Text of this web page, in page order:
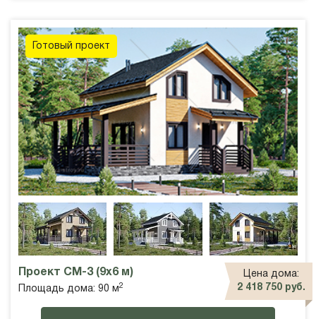
Готовый проект
Проект СМ-3 (9х6 м)
Площадь дома: 90 м 2
Цена дома:
2 418 750 руб.